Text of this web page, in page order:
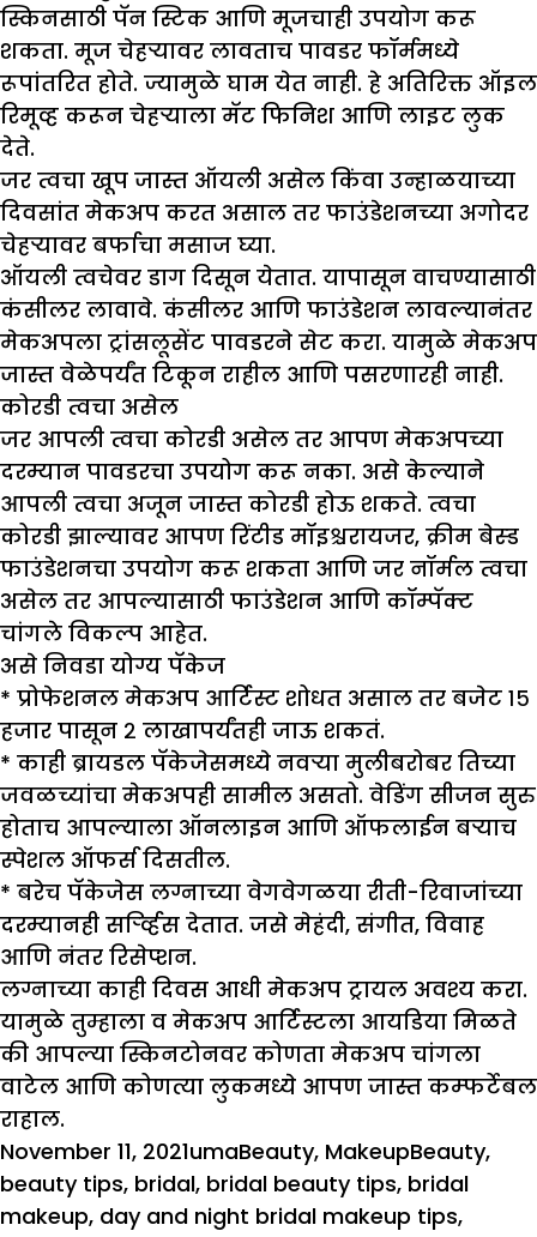
स्किनसाठी पॅन स्टिक आणि मूजचाही उपयोग करू
शकता. मूज चेहऱ्यावर लावताच पावडर फॉर्ममध्ये
रूपांतरित होते. ज्यामुळे घाम येत नाही. हे अतिरिक्त ऑइल
रिमूव्ह करून चेहऱ्याला मॅट फिनिश आणि लाइट लुक
देते.
जर त्वचा खूप जास्त ऑयली असेल किंवा उन्हाळयाच्या
दिवसांत मेकअप करत असाल तर फाउंडेशनच्या अगोदर
चेहऱ्यावर बर्फाचा मसाज घ्या.
ऑयली त्वचेवर डाग दिसून येतात. यापासून वाचण्यासाठी
कंसीलर लावावे. कंसीलर आणि फाउंडेशन लावल्यानंतर
मेकअपला ट्रांसलूसेंट पावडरने सेट करा. यामुळे मेकअप
जास्त वेळेपर्यंत टिकून राहील आणि पसरणारही नाही.
कोरडी त्वचा असेल
जर आपली त्वचा कोरडी असेल तर आपण मेकअपच्या
दरम्यान पावडरचा उपयोग करू नका. असे केल्याने
आपली त्वचा अजून जास्त कोरडी होऊ शकते. त्वचा
कोरडी झाल्यावर आपण रिंटीड मॉइश्चरायजर, क्रीम बेस्ड
फाउंडेशनचा उपयोग करू शकता आणि जर नॉर्मल त्वचा
असेल तर आपल्यासाठी फाउंडेशन आणि कॉम्पॅक्ट
चांगले विकल्प आहेत.
असे निवडा योग्य पॅकेज
* प्रोफेशनल मेकअप आर्टिस्ट शोधत असाल तर बजेट १५
हजार पासून २ लाखापर्यंतही जाऊ शकतं.
* काही ब्रायडल पॅकेजेसमध्ये नवऱ्या मुलीबरोबर तिच्या
जवळच्यांचा मेकअपही सामील असतो. वेडिंग सीजन सुरु
होताच आपल्याला ऑनलाइन आणि ऑफलाईन बऱ्याच
स्पेशल ऑफर्स दिसतील.
* बरेच पॅकेजेस लग्नाच्या वेगवेगळया रीती-रिवाजांच्या
दरम्यानही सर्र्व्हिस देतात. जसे मेहंदी, संगीत, विवाह
आणि नंतर रिसेप्शन.
लग्नाच्या काही दिवस आधी मेकअप ट्रायल अवश्य करा.
यामुळे तुम्हाला व मेकअप आर्टिस्टला आयडिया मिळते
की आपल्या स्किनटोनवर कोणता मेकअप चांगला
वाटेल आणि कोणत्या लुकमध्ये आपण जास्त कम्फर्टेबल
राहाल.
Posted
on
November 11, 2021Author
umaCategories
Beauty, MakeupTags
Beauty,
beauty tips, bridal, bridal beauty tips, bridal
makeup, day and night bridal makeup tips,